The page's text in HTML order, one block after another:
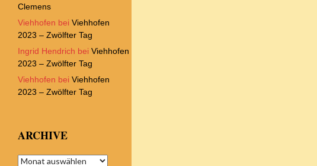
Clemens
Viehhofen bei Viehhofen
2023 – Zwölfter Tag
Ingrid Hendrich bei Viehhofen
2023 – Zwölfter Tag
Viehhofen bei Viehhofen
2023 – Zwölfter Tag
ARCHIVE
Archive